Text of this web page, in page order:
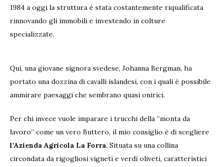
1984 a oggi la struttura è stata costantemente riqualificata
rinnovando gli immobili e investendo in colture
specializzate.
Qui, una giovane signora svedese, Johanna Bergman, ha
portato una dozzina di cavalli islandesi, con i quali è possibile
ammirare paesaggi che sembrano quasi onirici.
Per chi invece vuole imparare i trucchi della “monta da
lavoro” come un vero Buttero, il mio consiglio è di scegliere
l’Azienda Agricola La Forra. Situata su una collina
circondata da rigogliosi vigneti e verdi oliveti, caratteristici